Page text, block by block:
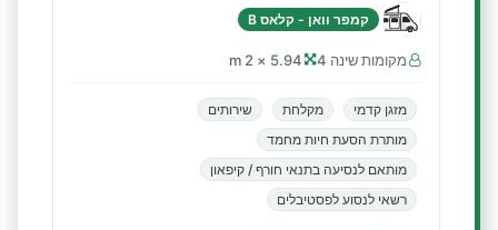
קמפר וואן - קלאס B
מקומות שינה 4 5.94 × 2 m
מזגן קדמי מקלחת
שירותים
מותרת הסעת חיות מחמד
מותאם לנסיעה בתנאי חורף / קיפאון
רשאי לנסוע לפסטיבלים